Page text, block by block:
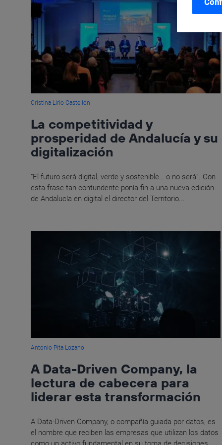
Cristina Lirio Castellón
La competitividad y
prosperidad de Andalucía y su
digitalización
“El futuro será digital, verde y sostenible… o no será”. Con
esta frase tan contundente ponía fin a una nueva edición
de Andalucía en digital el director del Territorio...
Antonio Pita Lozano
A Data-Driven Company, la
lectura de cabecera para
liderar esta transformación
A Data-Driven Company, o compañía guiada por datos, es
el nombre que reciben las empresas que utilizan los datos